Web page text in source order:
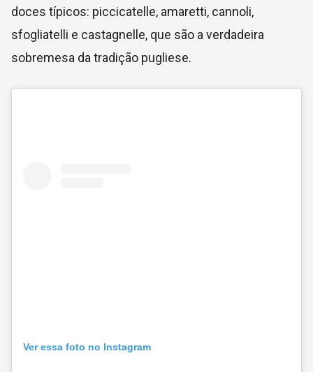
doces típicos: piccicatelle, amaretti, cannoli,
sfogliatelli e castagnelle, que são a verdadeira
sobremesa da tradição pugliese.
Ver essa foto no Instagram